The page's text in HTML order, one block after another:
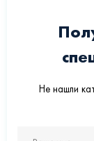
Не нашли